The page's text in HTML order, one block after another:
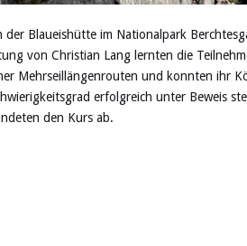
der Blaueishütte im Nationalpark
von Christian Lang lernten die
Mehrseillängenrouten und konnten ihr
erfolgreich unter Beweis
den Kurs ab.